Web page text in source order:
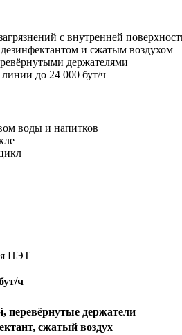
с внутренней
и сжатым воздухом
держателями
до 24 000 бут/ч
воды и напитков
ПЭТ
ч
перевёрнутые держатели
сжатый воздух